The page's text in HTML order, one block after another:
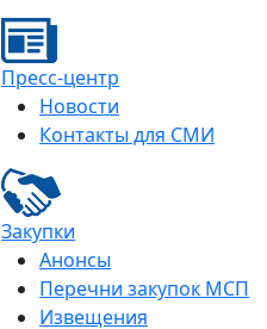
Пресс-центр
Новости
Контакты для СМИ
Закупки
Анонсы
Перечни закупок МСП
Извещения